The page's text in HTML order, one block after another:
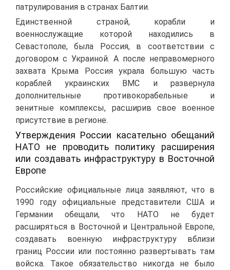
патрулирования в странах Балтии.
Единственной страной, корабли и
военнослужащие которой находились в
Севастополе, была Россия, в соответствии с
договором с Украиной. А после неправомерного
захвата Крыма Россия украла большую часть
кораблей украинских ВМС и развернула
дополнительные противокорабельные и
зенитные комплексы, расширив свое военное
присутствие в регионе.
Утверждения России касательно обещаний
НАТО не проводить политику расширения
или создавать инфраструктуру в Восточной
Европе
Российские официальные лица заявляют, что в
1990 году официальные представители США и
Германии обещали, что НАТО не будет
расширяться в Восточной и Центральной Европе,
создавать военную инфраструктуру вблизи
границ России или постоянно развертывать там
войска. Такое обязательство никогда не было